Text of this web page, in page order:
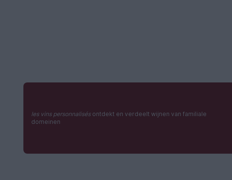
les vins personnalisésontdekt en verdeelt wijnen van familiale
domeinen